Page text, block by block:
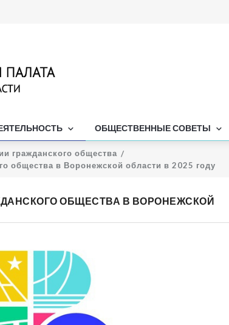
ОБЩЕСТВЕННЫЕ СОВЕТЫ
гражданского общества
общества в Воронежской области в 2025 году
ОБЩЕСТВА В ВОРОНЕЖСКОЙ